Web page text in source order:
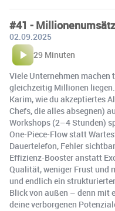
#41 -
02.09.2025
29 Minuten
Viele Unternehmen
gleichzeitig Millionen
Karim, wie du akzeptiertes
Chefs, die alles absegnen)
Workshops (2–4 Stunden)
One-Piece-Flow statt
Dauertelefon, Fehler
Effizienz-Booster anstatt
Qualität, weniger Frust und
und endlich ein
Blick von außen – denn mit
deine verborgenen